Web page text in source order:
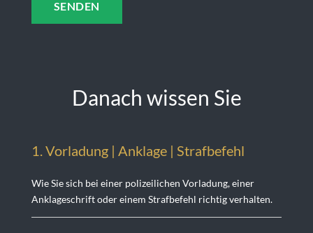
Danach wissen Sie
1. Vorladung | Anklage | Strafbefehl
Wie Sie sich bei einer polizeilichen Vorladung, einer
Anklageschrift oder einem Strafbefehl richtig verhalten.